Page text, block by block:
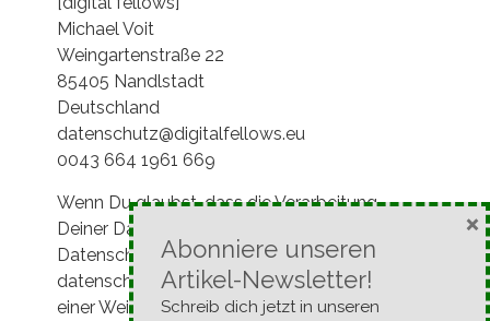
Michael Voit
Weingartenstraße 22
85405 Nandlstadt
Deutschland
datenschutz@digitalfellows.eu
0043 664 1961 669
Wenn Du glaubst, dass die Verarbeitung
Deiner Daten durch uns gegen das
Datenschutzrecht verstößt oder Deine
datenschutzrechtlichen Ansprüche sonst in
einer Weise verletzt worden sind, kannst Du
Abonniere unseren
Artikel-Newsletter!
Schreib dich jetzt in unseren
×